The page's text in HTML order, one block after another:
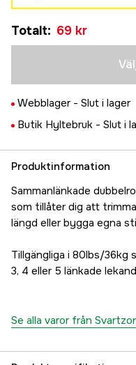
69 kr
Totalt: 69 kr
Webblager - Slut i lager
Butik Hyltebruk - Slut i
Produktinformation
Sammanlänkade
som tillåter dig att
längd eller bygga egna
Tillgängliga i 80lbs/36kg
3, 4 eller 5 länkade
Se alla varor från